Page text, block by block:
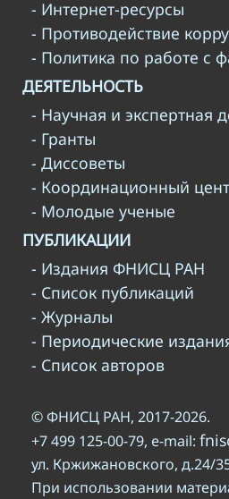
- Интернет-ресурсы
- Противодействие
- Политика по работе с
ДЕЯТЕЛЬНОСТЬ
- Научная и экспертная
- Гранты
- Диссоветы
- Координационный
- Молодые ученые
ПУБЛИКАЦИИ
- Издания ФНИСЦ РАН
- Список публикаций
- Журналы
- Периодические
- Список авторов
© ФНИСЦ РАН, 2017-2026.
+7 499 125-00-79, e-mail:
ул. Кржижановского, д.24/
При использовании